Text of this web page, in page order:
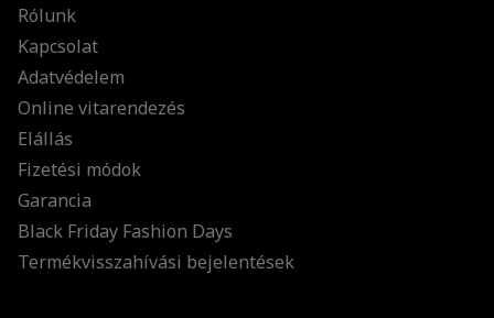
Rólunk
Kapcsolat
Adatvédelem
Online vitarendezés
Elállás
Fizetési módok
Garancia
Black Friday Fashion Days
Termékvisszahívási bejelentések